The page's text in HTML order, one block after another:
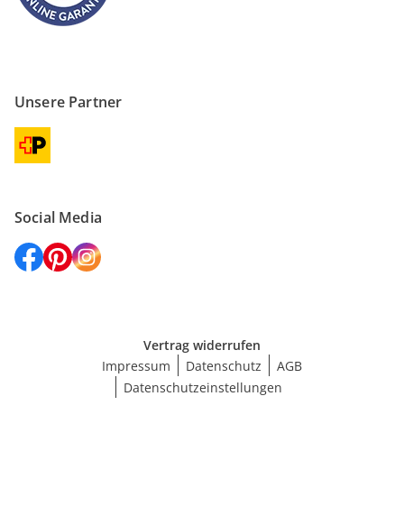
Unsere Partner
Social Media
Vertrag widerrufen
Impressum
Datenschutz
AGB
Datenschutzeinstellungen